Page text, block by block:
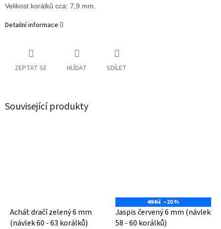
Velikost korálků cca: 7,9 mm.
Detailní informace
ZEPTAT SE HLÍDAT SDÍLET
Související produkty
Achát dračí zelený 6 mm
(návlek 60 - 63 korálků)
49 Kč –20 %
Jaspis červený 6 mm (návlek
58 - 60 korálků)